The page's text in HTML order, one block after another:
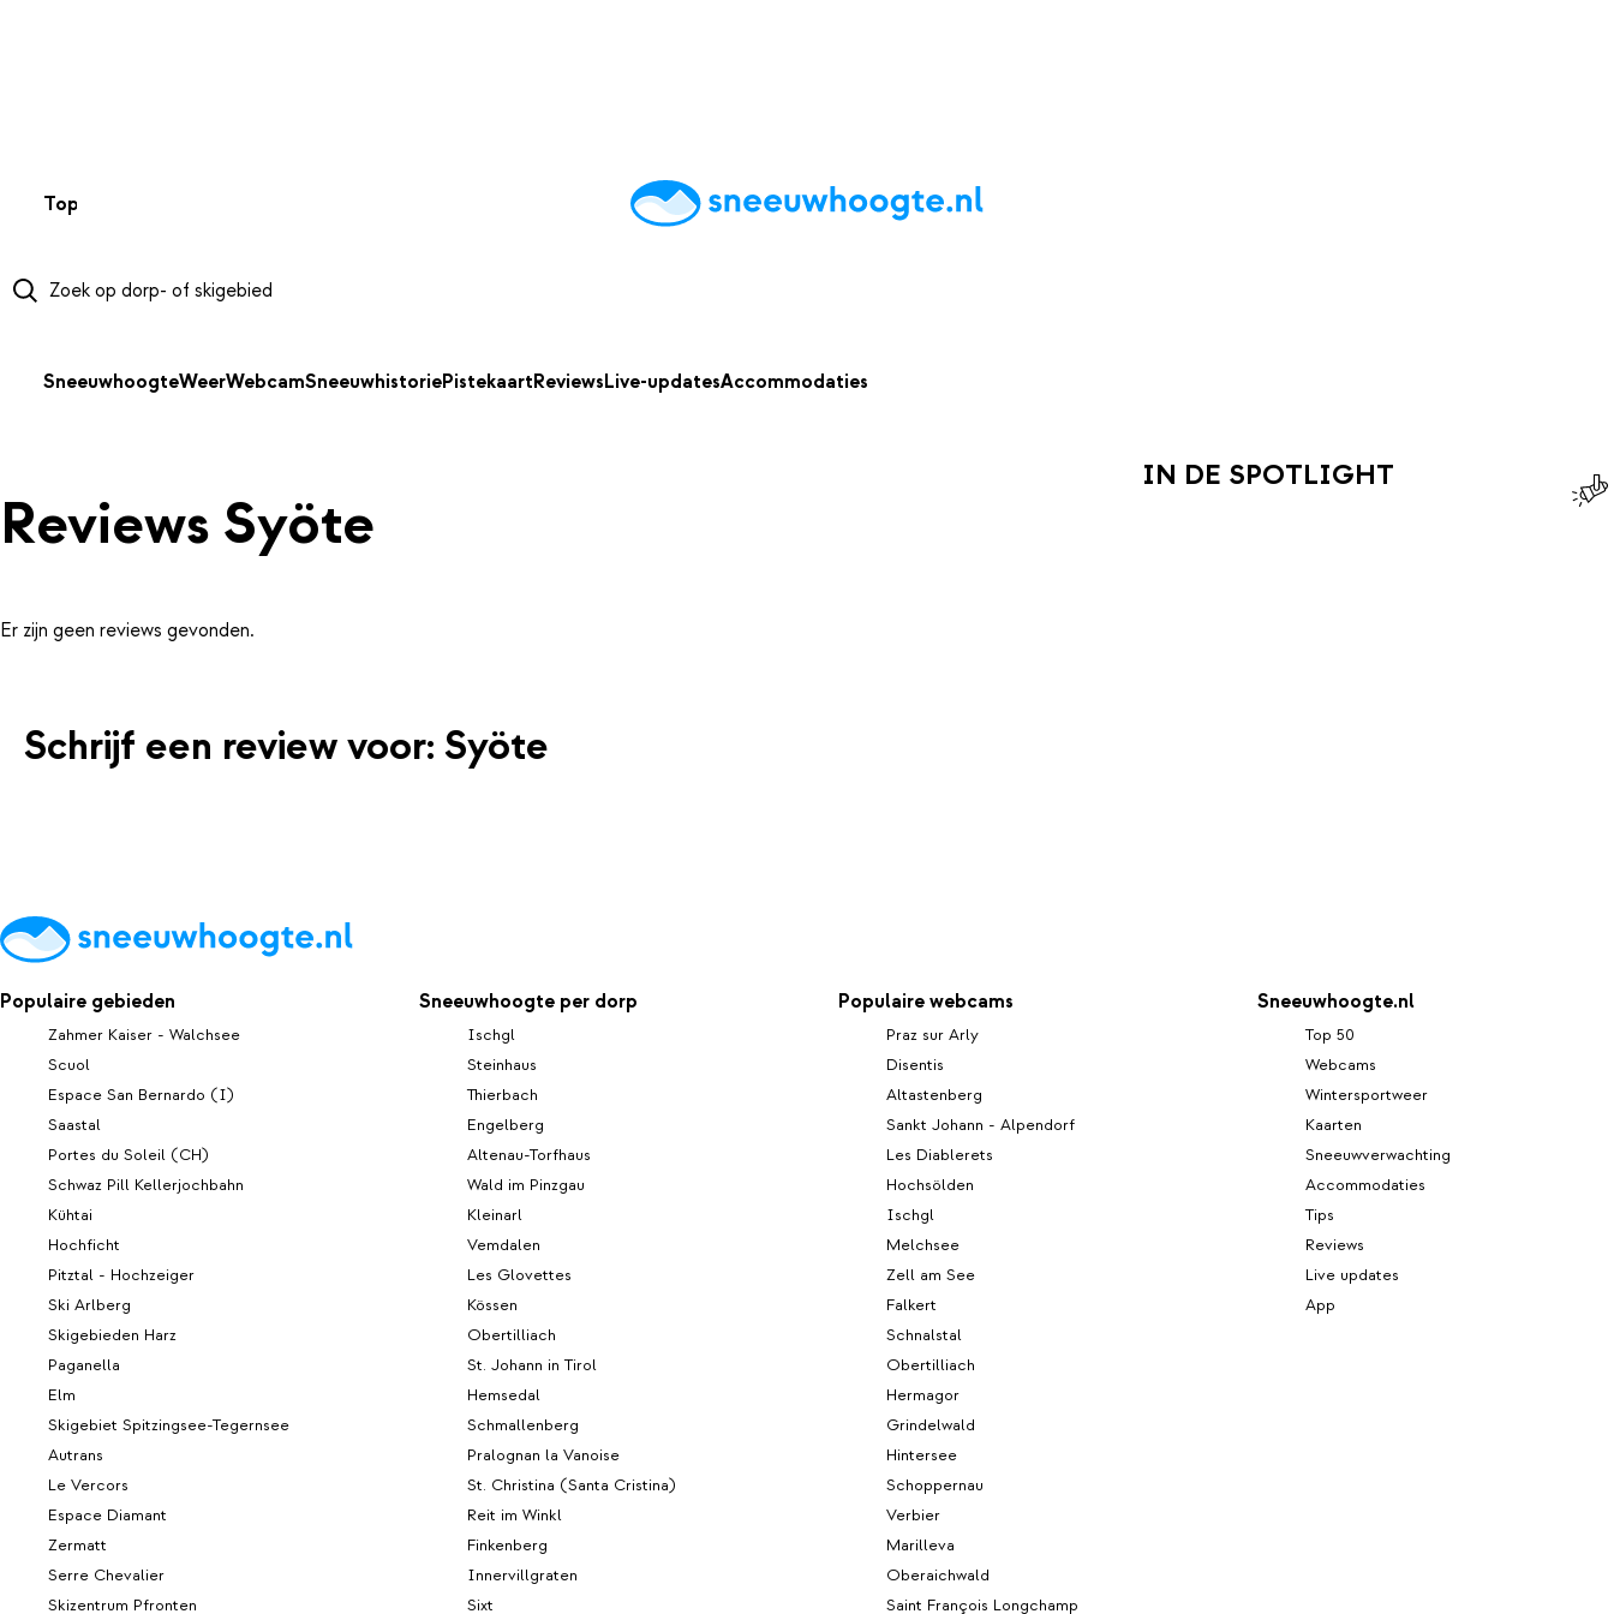
Top 50 AccommodatiesTipsReviewsLive updatesApp
SneeuwhoogteWeerWebcamSneeuwhistoriePistekaartReviewsLive-updatesAccommodaties
Reviews Syöte
Er zijn geen reviews gevonden.
Schrijf een review voor: Syöte
IN DE SPOTLIGHT
Populaire gebieden
Zahmer Kaiser - Walchsee
Scuol
Espace San Bernardo (I)
Saastal
Portes du Soleil (CH)
Schwaz Pill Kellerjochbahn
Kühtai
Hochficht
Pitztal - Hochzeiger
Ski Arlberg
Skigebieden Harz
Paganella
Elm
Skigebiet Spitzingsee-Tegernsee
Autrans
Le Vercors
Espace Diamant
Zermatt
Serre Chevalier
Skizentrum Pfronten
Sneeuwhoogte per dorp
Ischgl
Steinhaus
Thierbach
Engelberg
Altenau-Torfhaus
Wald im Pinzgau
Kleinarl
Vemdalen
Les Glovettes
Kössen
Obertilliach
St. Johann in Tirol
Hemsedal
Schmallenberg
Pralognan la Vanoise
St. Christina (Santa Cristina)
Reit im Winkl
Finkenberg
Innervillgraten
Sixt
Populaire webcams
Praz sur Arly
Disentis
Altastenberg
Sankt Johann - Alpendorf
Les Diablerets
Hochsölden
Ischgl
Melchsee
Zell am See
Falkert
Schnalstal
Obertilliach
Hermagor
Grindelwald
Hintersee
Schoppernau
Verbier
Marilleva
Oberaichwald
Saint François Longchamp
Sneeuwhoogte.nl
Top 50
Webcams
Wintersportweer
Kaarten
Sneeuwverwachting
Accommodaties
Tips
Reviews
Live updates
App